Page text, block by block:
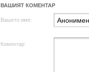
ВАШИЯТ КОМЕНТАР
Вашето име:
Коментар: